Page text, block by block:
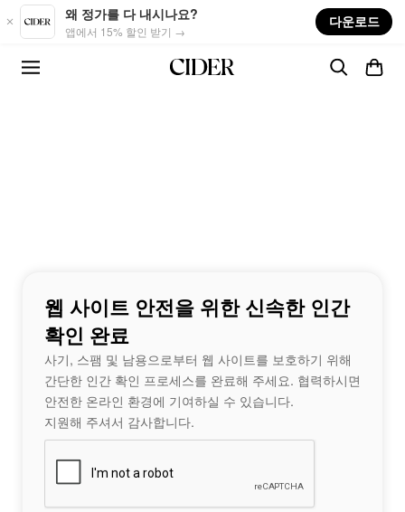
Skip to main content
왜 정가를 다 내시나요?
앱에서 15% 할인 받기 →
다운로드
웹 사이트 안전을 위한 신속한 인간
확인 완료
사기, 스팸 및 남용으로부터 웹 사이트를 보호하기 위해
간단한 인간 확인 프로세스를 완료해 주세요. 협력하시면
안전한 온라인 환경에 기여하실 수 있습니다.
지원해 주셔서 감사합니다.